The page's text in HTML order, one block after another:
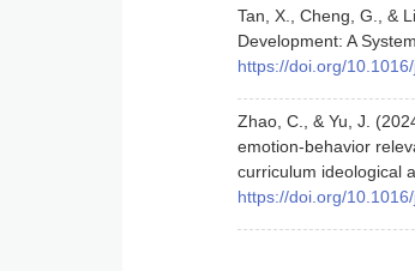
Tan, X., Cheng, G., &
Development: A
https://doi.org/
Zhao, C., & Yu, J.
emotion-behavior
curriculum ideological
https://doi.org/